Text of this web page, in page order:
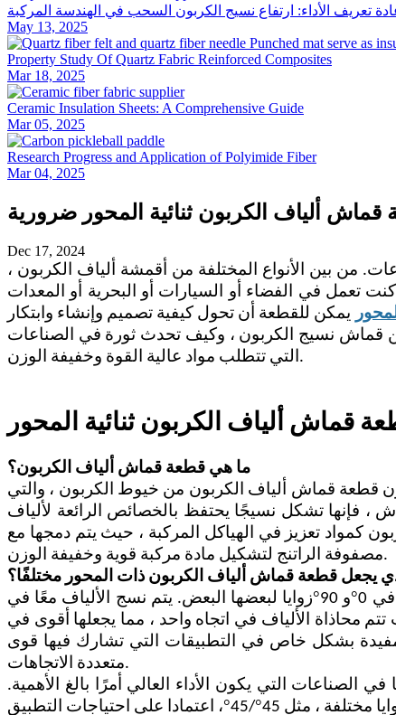
تعريف الأداء: ارتفاع نسيج الكربون السحب في الهندسة المركبة
May 13, 2025
Property Study Of Quartz Fabric Reinforced Composites
Mar 18, 2025
Ceramic Insulation Sheets: A Comprehensive Guide
Mar 05, 2025
Research Progress and Application of Polyimide Fiber
Mar 04, 2025
قماش ألياف الكربون ثنائية المحور ضرورية
Dec 17, 2024
من بين الأنواع المختلفة من أقمشة ألياف الكربون ،
تعمل في الفضاء أو السيارات أو البحرية أو المعدات
قماش نسيج الكربون ، وكيف تحدث ثورة في الصناعات
التي تتطلب مواد عالية القوة وخفيفة الوزن.
قماش ألياف الكربون ثنائية المحور
ما هي قطعة قماش ألياف الكربون؟
قطعة قماش ألياف الكربون من خيوط الكربون ، والتي
، فإنها تشكل نسيجًا يحتفظ بالخصائص الرائعة لألياف
كمواد تعزيز في الهياكل المركبة ، حيث يتم دمجها مع
مصفوفة الراتنج لتشكيل مادة مركبة قوية وخفيفة الوزن.
يجعل قطعة قماش ألياف الكربون ذات المحور مختلفًا؟
0
°و 90 °زوايا لبعضها البعض. يتم نسج الألياف معًا في
محاذاة الألياف في اتجاه واحد ، مما يجعلها أقوى في
مفيدة بشكل خاص في التطبيقات التي تشارك فيها قوى
متعددة الاتجاهات.
التي يكون الأداء العالي أمرًا بالغ الأهمية.
مختلفة ، مثل 45 °
/45
°